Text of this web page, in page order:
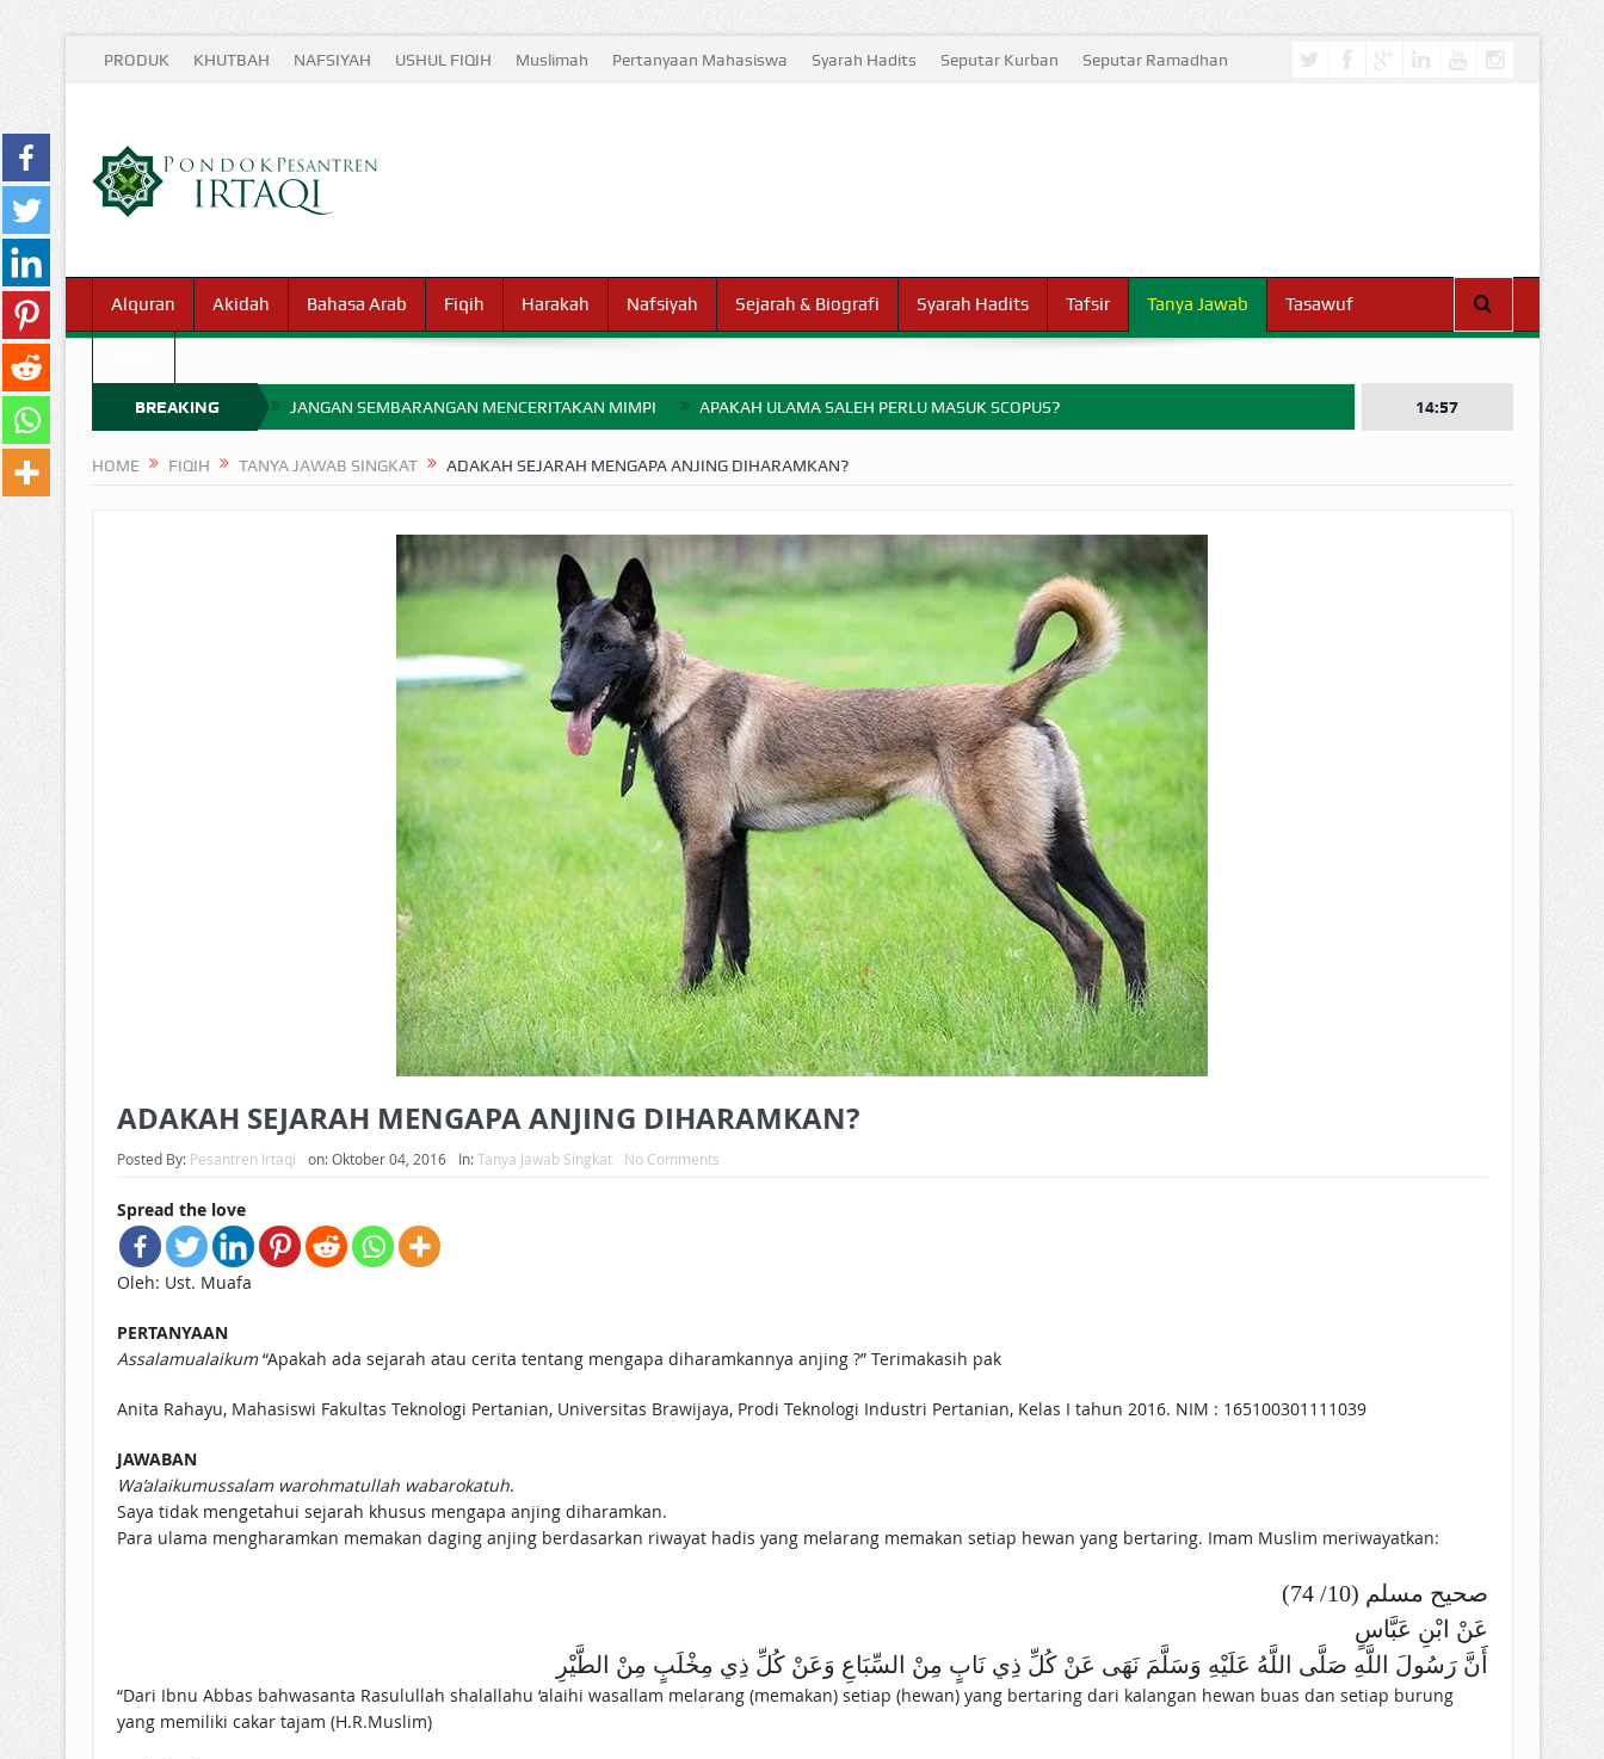
PRODUK KHUTBAH NAFSIYAH USHUL FIQIH Muslimah Pertanyaan Mahasiswa Syarah Hadits Seputar Kurban Seputar Ramadhan
Alquran Akidah Bahasa Arab Fiqih Harakah Nafsiyah Sejarah & Biografi Syarah Hadits Tafsir Tanya Jawab Tasawuf
BREAKING
NEWS
JANGAN SEMBARANGAN MENCERITAKAN MIMPI APAKAH ULAMA SALEH PERLU MASUK SCOPUS?
UANG HARAM BISA MENJADI HALAL JIKA SEBAB KEPEMILIKANNYA BERUBAH
ISTIDLAL BATIL VS ISTIDLAL SYAR’I BAHASA CINTA KARENA ALLAH HUKUM MEMBAYAR ZAKAT DENGAN CARA MENGANGSUR
HUKUM MEMBAYAR ZAKAT KEPADA KERABAT SENDIRI
14:57
HOME FIQIH TANYA JAWAB SINGKAT ADAKAH SEJARAH MENGAPA ANJING DIHARAMKAN?
ADAKAH SEJARAH MENGAPA ANJING DIHARAMKAN?
Posted By: Pesantren Irtaqi on:Oktober 04, 2016 In:Tanya Jawab Singkat No Comments
Spread the love
Oleh: Ust. Muafa
PERTANYAAN
Assalamualaikum“Apakah ada sejarah atau cerita tentang mengapa diharamkannya anjing ?” Terimakasih pak
Anita Rahayu, Mahasiswi Fakultas Teknologi Pertanian, Universitas Brawijaya, Prodi Teknologi Industri Pertanian, Kelas I tahun 2016. NIM : 165100301111039
JAWABAN
Wa’alaikumussalam warohmatullah wabarokatuh.
Saya tidak mengetahui sejarah khusus mengapa anjing diharamkan.
Para ulama mengharamkan memakan daging anjing berdasarkan riwayat hadis yang melarang memakan setiap hewan yang bertaring. Imam Muslim meriwayatkan:
صحيح مسلم (10/ 74)
عَنْ ابْنِ عَبَّاسٍ
أَنَّ رَسُولَ اللَّهِ صَلَّى اللَّهُ عَلَيْهِ وَسَلَّمَ نَهَى عَنْ كُلِّ ذِي نَابٍ مِنْ السِّبَاعِ وَعَنْ كُلِّ ذِي مِخْلَبٍ مِنْ الطَّيْرِ
“Dari Ibnu Abbas bahwasanta Rasulullah shalallahu ‘alaihi wasallam melarang (memakan) setiap (hewan) yang bertaring dari kalangan hewan buas dan setiap burung
yang memiliki cakar tajam (H.R.Muslim)